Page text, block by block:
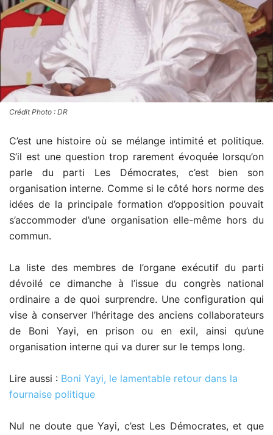
Crédit Photo : DR
C’est une histoire où se mélange intimité et politique.
S’il est une question trop rarement évoquée lorsqu’on
parle du parti Les Démocrates, c’est bien son
organisation interne. Comme si le côté hors norme des
idées de la principale formation d’opposition pouvait
s’accommoder d’une organisation elle-même hors du
commun.
La liste des membres de l’organe exécutif du parti
dévoilé ce dimanche à l’issue du congrès national
ordinaire a de quoi surprendre. Une configuration qui
vise à conserver l’héritage des anciens collaborateurs
de Boni Yayi, en prison ou en exil, ainsi qu’une
organisation interne qui va durer sur le temps long.
Lire aussi : Boni Yayi, le lamentable retour dans la
fournaise politique
Nul ne doute que Yayi, c’est Les Démocrates, et que